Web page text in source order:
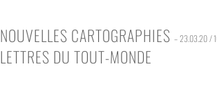
NOUVELLES CARTOGRAPHIES– 23.03.20 /
LETTRES DU TOUT-MONDE